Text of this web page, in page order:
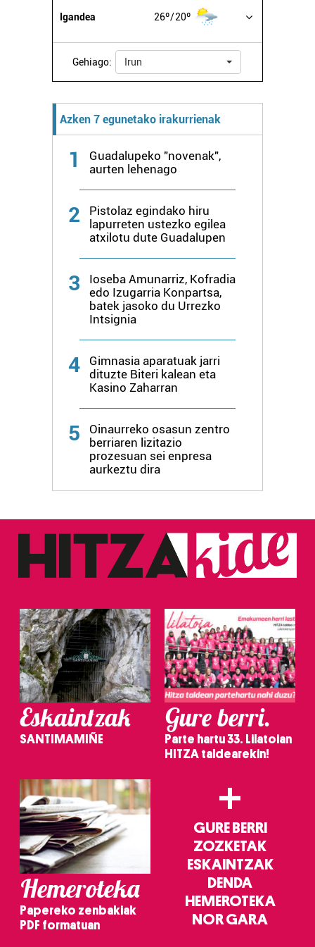
Igandea 26º 20º
Gehiago: Irun
Azken 7 egunetako irakurrienak
1
Guadalupeko "novenak",
aurten lehenago
2
Pistolaz egindako hiru
lapurreten ustezko egilea
atxilotu dute Guadalupen
3
Ioseba Amunarriz, Kofradia
edo Izugarria Konpartsa,
batek jasoko du Urrezko
Intsignia
4
Gimnasia aparatuak jarri
dituzte Biteri kalean eta
Kasino Zaharran
5
Oinaurreko osasun zentro
berriaren lizitazio
prozesuan sei enpresa
aurkeztu dira
Eskaintzak
SANTIMAMIÑE
Gure berri.
Parte hartu 33. Lilatoian
HITZA taldearekin!
Hemeroteka
Papereko zenbakiak
PDF formatuan
+
GURE BERRI
ZOZKETAK
ESKAINTZAK
DENDA
HEMEROTEKA
NOR GARA